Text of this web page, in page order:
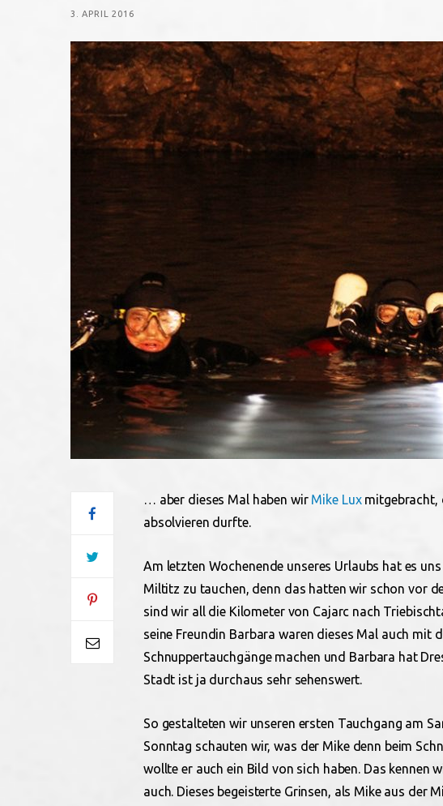
3. APRIL 2016
… aber dieses Mal haben wir Mike Luxmitgebracht,
absolvieren durfte.
Am letzten Wochenende unseres Urlaubs hat es
Miltitz zu tauchen, denn das hatten wir schon vor
sind wir all die Kilometer von Cajarc nach
seine Freundin Barbara waren dieses Mal auch mit
Schnuppertauchgänge machen und Barbara hat
Stadt ist ja durchaus sehr sehenswert.
So gestalteten wir unseren ersten Tauchgang am
Sonntag schauten wir, was der Mike denn beim
wollte er auch ein Bild von sich haben. Das kennen
auch. Dieses begeisterte Grinsen, als Mike aus der